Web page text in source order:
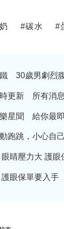
#碳水 #
30歲男劇烈
更新 所有消息
星聞 給你最
跑跳，小心自
眼睛壓力大 護
眼保單要入手